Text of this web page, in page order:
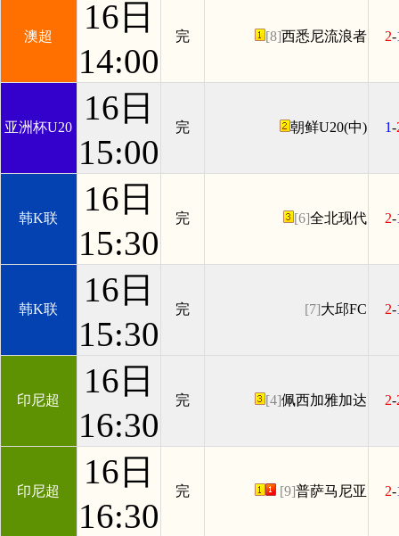
澳超
16日
14:00
完 [8]西悉尼流浪者 2-
亚洲杯U20
16日
15:00
完 朝鲜U20(中) 1-
韩K联
16日
15:30
完 [6]全北现代 2-
韩K联
16日
15:30
完 [7]大邱FC 2-
印尼超
16日
16:30
完 [4]佩西加雅加达 2-
印尼超
16日
16:30
完 [9]普萨马尼亚 2-